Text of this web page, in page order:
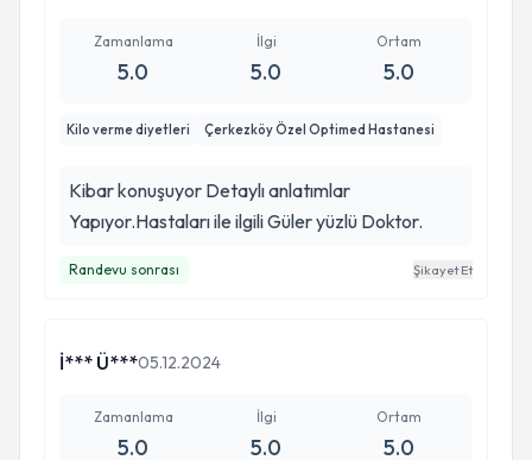
Zamanlama
5.0
İlgi
5.0
Ortam
5.0
Kilo verme diyetleri Çerkezköy Özel Optimed Hastanesi
Kibar konuşuyor Detaylı anlatımlar
Yapıyor.Hastaları ile ilgili Güler yüzlü Doktor.
Randevu sonrası Şikayet Et
İ*** Ü***05.12.2024
Zamanlama
5.0
İlgi
5.0
Ortam
5.0